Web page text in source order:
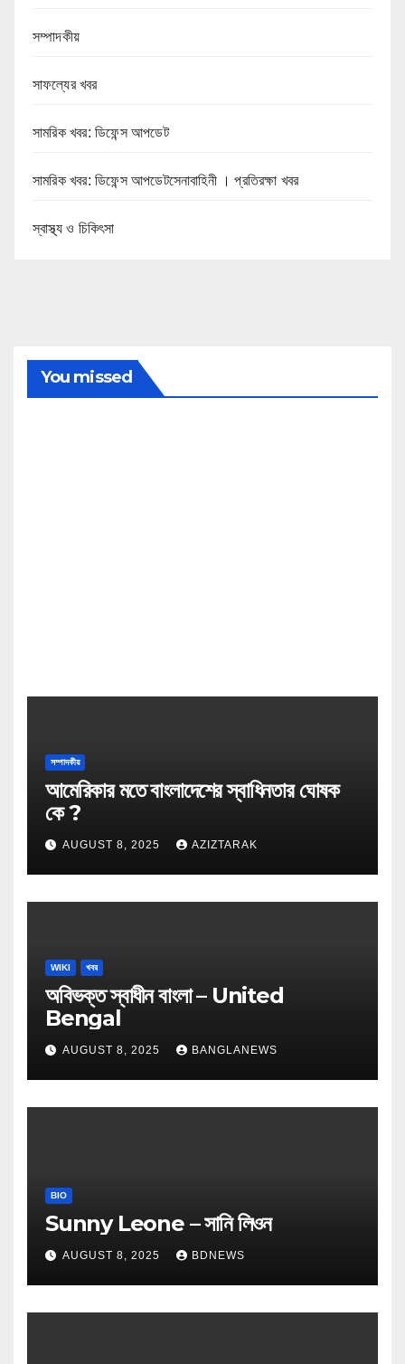
সম্পাদকীয়
সাফল্যের খবর
সামরিক খবর: ডিফেন্স আপডেট
সামরিক খবর: ডিফেন্স আপডেটসেনাবাহিনী । প্রতিরক্ষা খবর
স্বাস্থ্য ও চিকিৎসা
You missed
সম্পাদকীয়
আমেরিকার মতে বাংলাদেশের স্বাধিনতার ঘোষক
কে ?
AUGUST 8, 2025 AZIZTARAK
WIKI খবর
অবিভক্ত স্বাধীন বাংলা – United
Bengal
AUGUST 8, 2025 BANGLANEWS
BIO
Sunny Leone – সানি লিওন
AUGUST 8, 2025 BDNEWS